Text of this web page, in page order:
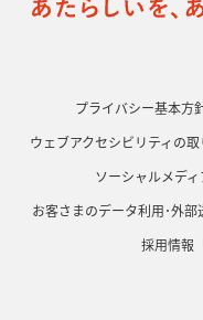
2026年1月8日(木)更新
2025年12月25日(木)更新
2025年12月18日(木)更新
プライバシー基本方
ウェブアクセシビリティの
ソーシャルメデ
お客さまのデータ利用･外部
採用情報